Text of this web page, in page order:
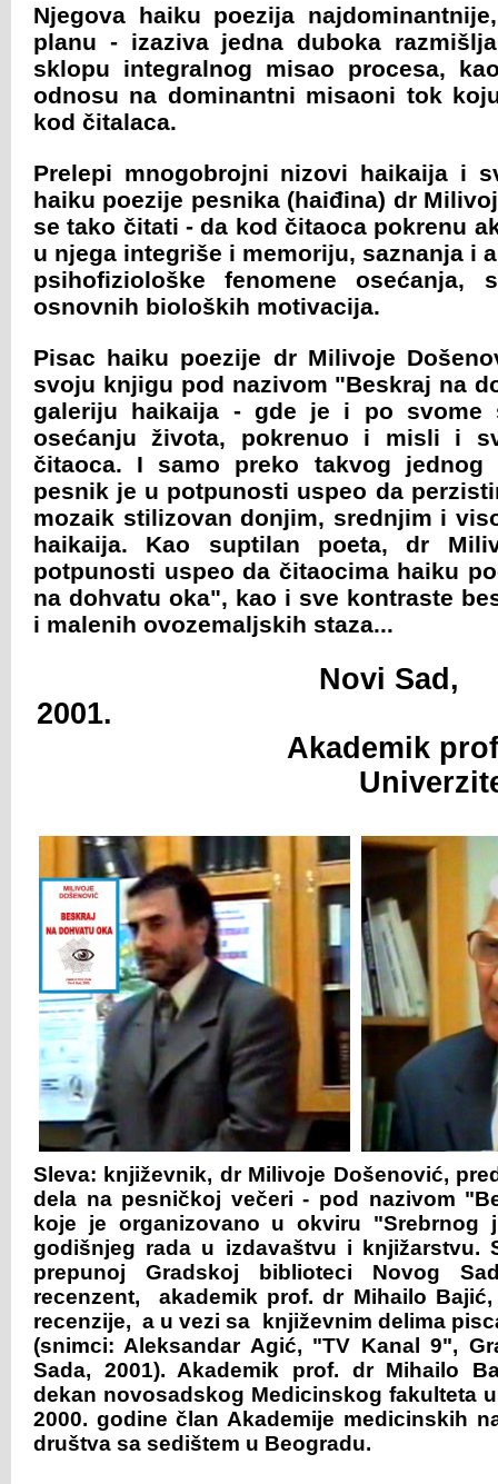
Njegova haiku poezija
planu - izaziva jedna duboka
sklopu integralnog misao procesa,
odnosu na dominantni misaoni tok
kod čitalaca.
Prelepi mnogobrojni nizovi haikaija i
haiku poezije pesnika (haiđina) dr
se tako čitati - da kod čitaoca pokrenu
u njega integriše i memoriju, saznanja i
psihofiziološke fenomene osećanja,
osnovnih bioloških motivacija.
Pisac haiku poezije dr Milivoje
svoju knjigu pod nazivom "Beskraj na
galeriju haikaija - gde je i po svome
osećanju života, pokrenuo i misli i
čitaoca. I samo preko takvog jednog
pesnik je u potpunosti uspeo da
mozaik stilizovan donjim, srednjim i
haikaija. Kao suptilan poeta, dr
potpunosti uspeo da čitaocima haiku
na dohvatu oka", kao i sve kontraste
i malenih ovozemaljskih staza...
Novi Sad,
2001.
Akademik
Sleva: književnik, dr Milivoje Došenović,
dela na pesničkoj večeri - pod nazivom
koje je organizovano u okviru "Srebrnog
godišnjeg rada u izdavaštvu i knjižarstvu.
prepunoj Gradskoj biblioteci Novog
recenzent, akademik prof. dr Mihailo
recenzije, a u vezi sa književnim delima
(snimci: Aleksandar Agić, "TV Kanal 9",
Sada, 2001). Akademik prof. dr Mihailo
dekan novosadskog Medicinskog fakulteta
2000. godine član Akademije medicinskih
društva sa sedištem u Beogradu.